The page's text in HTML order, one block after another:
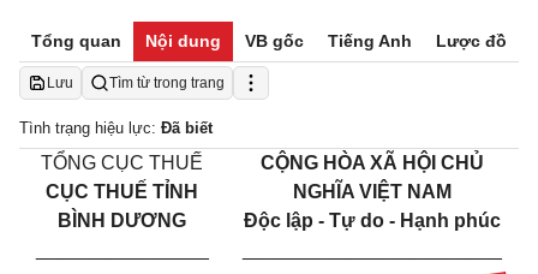
Tổng quan Nội dung VB gốc Tiếng Anh Lược đồ
Lưu Tìm từ trong trang
Tình trạng hiệu lực: Đã biết
TỔNG CỤC THUẾ
CỤC THUẾ TỈNH
BÌNH DƯƠNG
CỘNG HÒA XÃ HỘI CHỦ
NGHĨA VIỆT NAM
Độc lập - Tự do - Hạnh phúc